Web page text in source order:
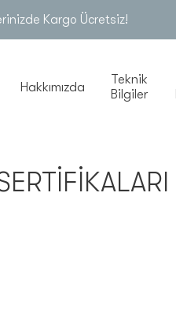
Kargo Ücretsiz!
Hakkımızda
Teknik
Bilgiler